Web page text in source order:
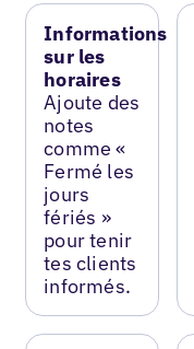
Informations
sur les
horaires
Ajoute des
notes
comme «
Fermé les
jours
fériés »
pour tenir
tes clients
informés.